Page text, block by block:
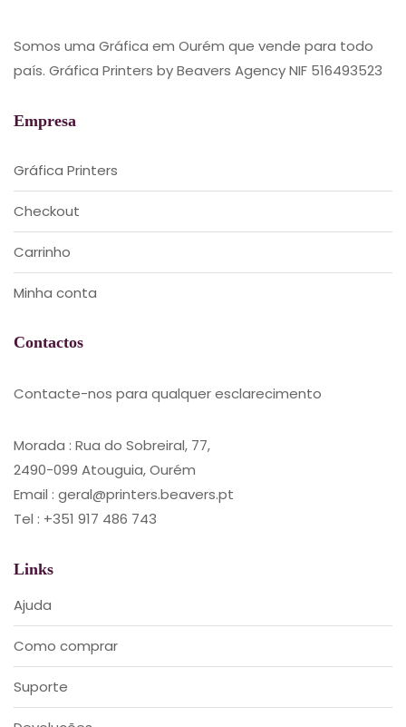
Somos uma Gráfica em Ourém que vende para todo
país. Gráfica Printers by Beavers Agency NIF 516493523
Empresa
Gráfica Printers
Checkout
Carrinho
Minha conta
Contactos
Contacte-nos para qualquer esclarecimento
Morada : Rua do Sobreiral, 77,
2490-099 Atouguia, Ourém
Email : geral@printers.beavers.pt
Tel : +351 917 486 743
Links
Ajuda
Como comprar
Suporte